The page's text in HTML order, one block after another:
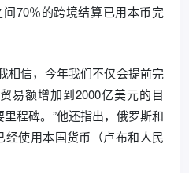
70％的跨境结算已用本币完
相信，今年我们不仅会提前完
易额增加到2000亿美元的目
程碑。”他还指出，俄罗斯和
经使用本国货币（卢布和人民